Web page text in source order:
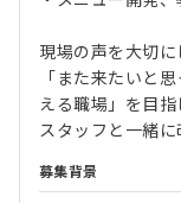
現場の声を大切に
「また来たいと
える職場」を目指
スタッフと一緒に
募集背景